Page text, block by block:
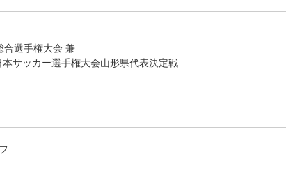
合選手権大会 兼
サッカー選手権大会山形県代表決定戦